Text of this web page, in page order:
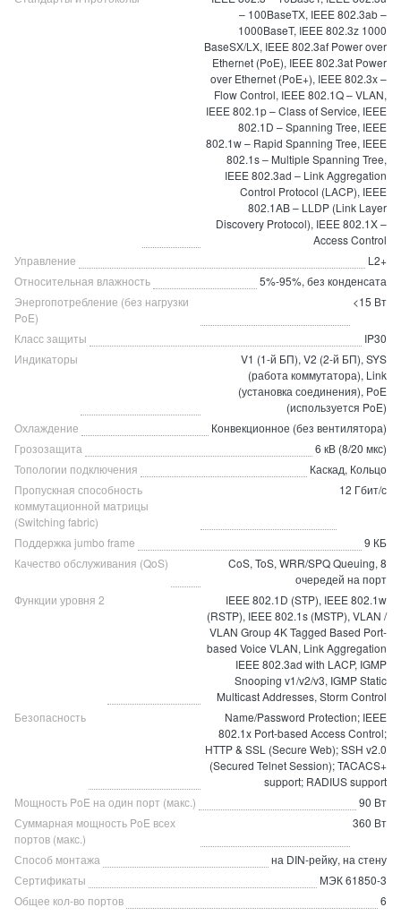
– 100BaseTX, IEEE 802.3ab –
1000BaseT, IEEE 802.3z 1000
BaseSX/LX, IEEE 802.3af Power over
Ethernet (PoE), IEEE 802.3at Power
over Ethernet (PoE+), IEEE 802.3x –
Flow Control, IEEE 802.1Q – VLAN,
IEEE 802.1p – Class of Service, IEEE
802.1D – Spanning Tree, IEEE
802.1w – Rapid Spanning Tree, IEEE
802.1s – Multiple Spanning Tree,
IEEE 802.3ad – Link Aggregation
Control Protocol (LACP), IEEE
802.1AB – LLDP (Link Layer
Discovery Protocol), IEEE 802.1X –
Access Control
Управление
L2+
Относительная влажность
5%-95%, без конденсата
Энергопотребление (без нагрузки
PoE)
<15 Вт
Класс защиты
IP30
Индикаторы
V1 (1-й БП), V2 (2-й БП), SYS
(работа коммутатора), Link
(установка соединения), PoE
(используется PoE)
Охлаждение
Конвекционное (без вентилятора)
Грозозащита
6 кВ (8/20 мкс)
Топологии подключения
Каскад, Кольцо
Пропускная способность
коммутационной матрицы
(Switching fabric)
12 Гбит/с
Поддержка jumbo frame
9 КБ
Качество обслуживания (QoS)
CoS, ToS, WRR/SPQ Queuing, 8
очередей на порт
Функции уровня 2
IEEE 802.1D (STP), IEEE 802.1w
(RSTP), IEEE 802.1s (MSTP), VLAN /
VLAN Group 4K Tagged Based Port-
based Voice VLAN, Link Aggregation
IEEE 802.3ad with LACP, IGMP
Snooping v1/v2/v3, IGMP Static
Multicast Addresses, Storm Control
Безопасность
Name/Password Protection; IEEE
802.1x Port-based Access Control;
HTTP & SSL (Secure Web); SSH v2.0
(Secured Telnet Session); TACACS+
support; RADIUS support
Мощность PoE на один порт (макс.)
90 Вт
Суммарная мощность PoE всех
портов (макс.)
360 Вт
Способ монтажа
на DIN-рейку, на стену
Сертификаты
МЭК 61850-3
Общее кол-во портов
6